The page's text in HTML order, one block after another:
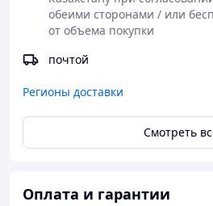
оперативность их получения.
представленных запасных частей
наши специалисты всегда готовы
вопрос.
бояться получить подделку
Мы работаем напрямую с
поэтому двигатели Hatz и
обеими сторонами / или
от объема покупки
почтой
Регионы доставки
Смотреть
Оплата и гарантии